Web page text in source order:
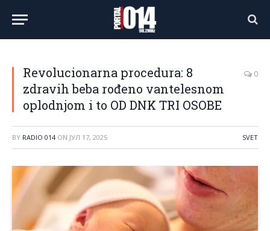
Revolucionarna procedura: 8
zdravih beba rođeno vantelesnom
oplodnjom i to OD DNK TRI OSOBE
0
BY RADIO 014 ON ЈУЛ 17, 2025 SVET